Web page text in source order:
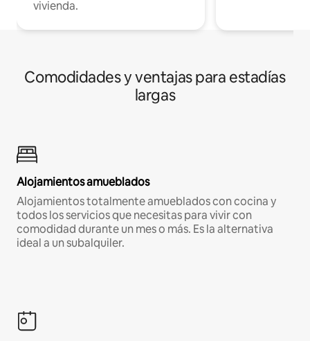
vivienda.
Comodidades y ventajas para estadías
largas
Alojamientos amueblados
Alojamientos totalmente amueblados con cocina y
todos los servicios que necesitas para vivir con
comodidad durante un mes o más. Es la alternativa
ideal a un subalquiler.